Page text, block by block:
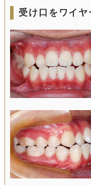
受け口をワイヤ